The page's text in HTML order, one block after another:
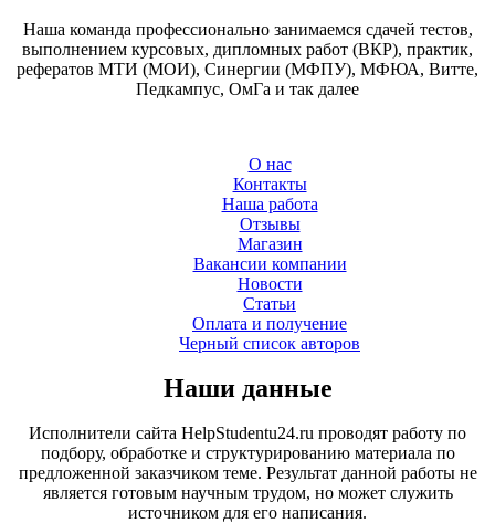
Наша команда профессионально занимаемся сдачей тестов,
выполнением курсовых, дипломных работ (ВКР), практик,
рефератов МТИ (МОИ), Синергии (МФПУ), МФЮА, Витте,
Педкампус, ОмГа и так далее
О нас
Контакты
Наша работа
Отзывы
Магазин
Вакансии компании
Новости
Статьи
Оплата и получение
Черный список авторов
Наши данные
Исполнители сайта HelpStudentu24.ru проводят работу по
подбору, обработке и структурированию материала по
предложенной заказчиком теме. Результат данной работы не
является готовым научным трудом, но может служить
источником для его написания.